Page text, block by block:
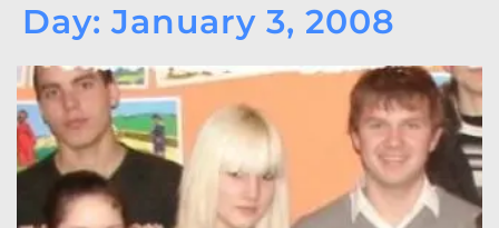
Day: January 3, 2008